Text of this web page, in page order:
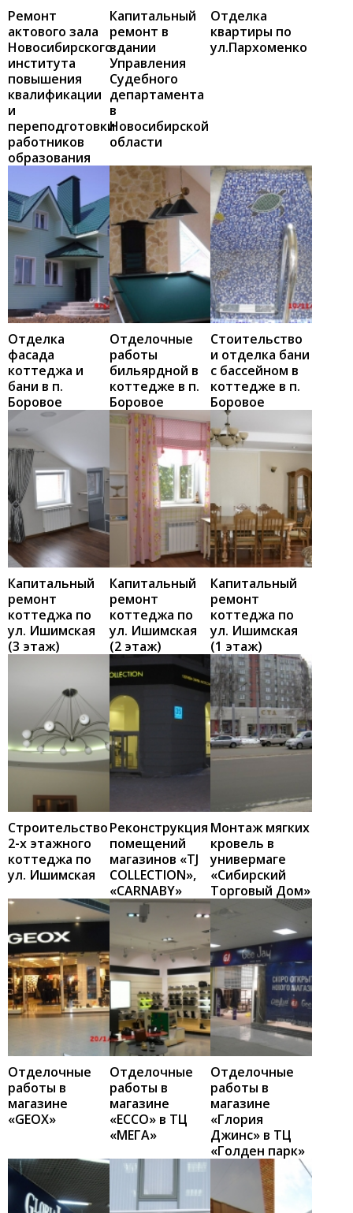
Ремонт
актового зала
Новосибирского
института
повышения
квалификации
и
переподготовки
работников
образования
Капитальный
ремонт в
здании
Управления
Судебного
департамента
в
Новосибирской
области
Отделка
квартиры по
ул.Пархоменко
Отделка
фасада
коттеджа и
бани в п.
Боровое
Отделочные
работы
бильярдной в
коттедже в п.
Боровое
Стоительство
и отделка бани
с бассейном в
коттедже в п.
Боровое
Капитальный
ремонт
коттеджа по
ул. Ишимская
(3 этаж)
Капитальный
ремонт
коттеджа по
ул. Ишимская
(2 этаж)
Капитальный
ремонт
коттеджа по
ул. Ишимская
(1 этаж)
Строительство
2-х этажного
коттеджа по
ул. Ишимская
Реконструкция
помещений
магазинов «TJ
COLLECTION»,
«CARNABY»
Монтаж мягких
кровель в
универмаге
«Сибирский
Торговый Дом»
Отделочные
работы в
магазине
«GEOX»
Отделочные
работы в
магазине
«ECCO» в ТЦ
«МЕГА»
Отделочные
работы в
магазине
«Глория
Джинс» в ТЦ
«Голден парк»